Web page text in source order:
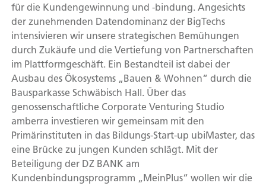
für die Kundengewinnung und -bindung. Angesichts
der zunehmenden Datendominanz der BigTechs
intensivieren wir unsere strategischen Bemühungen
durch Zukäufe und die Vertiefung von Partnerschaften
im Plattformgeschäft. Ein Bestandteil ist dabei der
Ausbau des Ökosystems „Bauen & Wohnen“ durch die
Bausparkasse Schwäbisch Hall. Über das
genossenschaftliche Corporate Venturing Studio
amberra investieren wir gemeinsam mit den
Primärinstituten in das Bildungs-Start-up ubiMaster, das
eine Brücke zu jungen Kunden schlägt. Mit der
Beteiligung der DZ BANK am
Kundenbindungsprogramm „MeinPlus“ wollen wir die